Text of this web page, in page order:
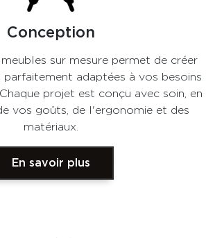
Conception
sur mesure permet de créer
parfaitement adaptées à vos besoins
projet est conçu avec soin, en
vos goûts, de l'ergonomie et des
matériaux.
En savoir plus